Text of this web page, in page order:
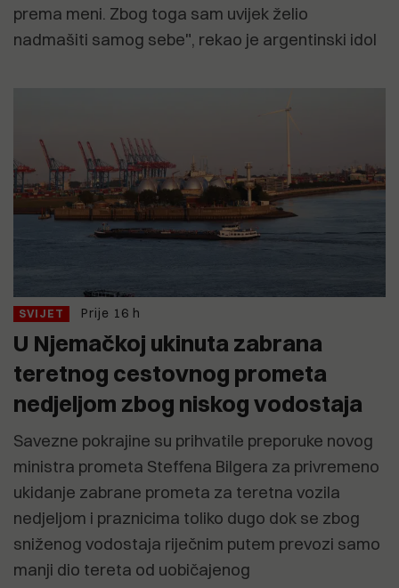
prema meni. Zbog toga sam uvijek želio
nadmašiti samog sebe", rekao je argentinski idol
SVIJET Prije 16 h
U Njemačkoj ukinuta zabrana
teretnog cestovnog prometa
nedjeljom zbog niskog vodostaja
Savezne pokrajine su prihvatile preporuke novog
ministra prometa Steffena Bilgera za privremeno
ukidanje zabrane prometa za teretna vozila
nedjeljom i praznicima toliko dugo dok se zbog
sniženog vodostaja riječnim putem prevozi samo
manji dio tereta od uobičajenog